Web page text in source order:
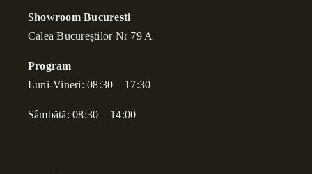
Showroom Bucuresti
Calea Bucureștilor Nr 79 A
Program
Luni-Vineri: 08:30 – 17:30
Sâmbătă: 08:30 – 14:00